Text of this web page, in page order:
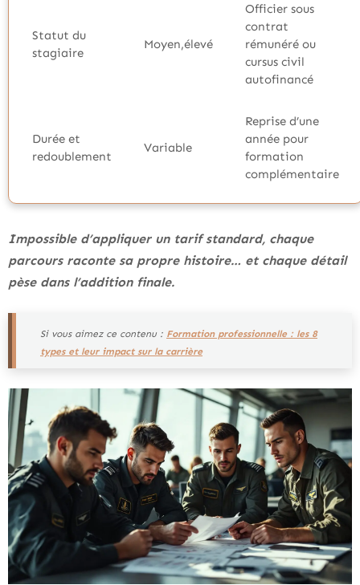
Statut du
stagiaire
Moyen,élevé
Officier sous
contrat
rémunéré ou
cursus civil
autofinancé
Durée et
redoublement
Variable
Reprise d’une
année pour
formation
complémentaire
Impossible d’appliquer un tarif standard, chaque
parcours raconte sa propre histoire… et chaque détail
pèse dans l’addition finale.
Si vous aimez ce contenu : Formation professionnelle : les 8
types et leur impact sur la carrière